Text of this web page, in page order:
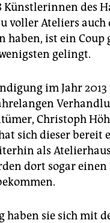
Künstlerinnen des
voller Ateliers auch
haben, ist ein Coup
gelingt.
im Jahr
Christoph
sich dieser bereit
als
dort sogar
haben sie sich mit